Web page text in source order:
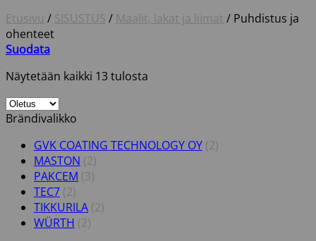
Etusivu / SISUSTUS / Maalit, lakat ja liimat / Puhdistus ja
ohenteet
Suodata
Näytetään kaikki 13 tulosta
Brändivalikko
GVK COATING TECHNOLOGY OY (2)
MASTON (2)
PAKCEM (3)
TEC7 (2)
TIKKURILA (2)
WÜRTH (2)